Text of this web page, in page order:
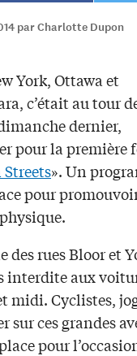
par Charlotte Dupon
York, Ottawa et
c’était au tour
dernier,
pour la première
Streets». Un
pour
des rues Bloor et
interdite aux
midi. Cyclistes,
sur ces grandes
pour